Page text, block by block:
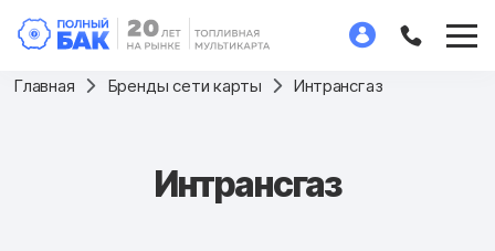
Главная Бренды сети карты Интрансгаз
Интрансгаз